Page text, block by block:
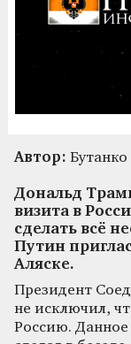
Автор:
Дональд
визита в
сделать всё
Путин
Аляске.
Президент
не исключил,
Россию. Данное